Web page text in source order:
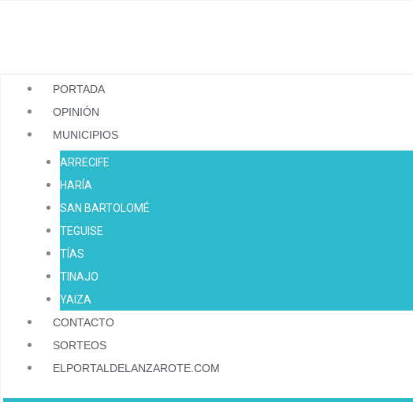
PORTADA
OPINIÓN
MUNICIPIOS
ARRECIFE
HARÍA
SAN BARTOLOMÉ
TEGUISE
TÍAS
TINAJO
YAIZA
CONTACTO
SORTEOS
ELPORTALDELANZAROTE.COM